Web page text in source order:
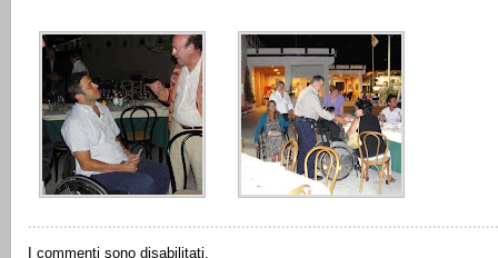
I commenti sono disabilitati.